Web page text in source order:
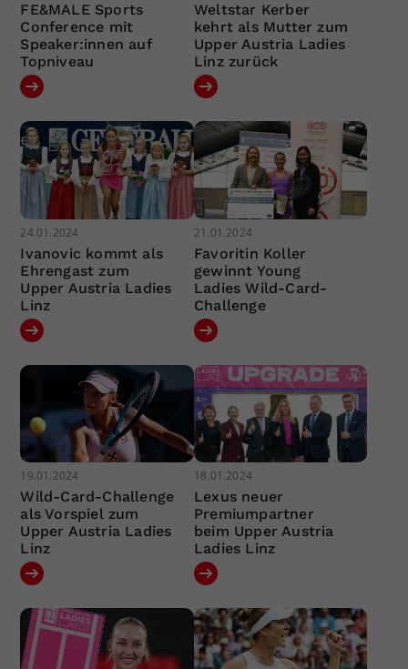
FE&MALE Sports
Conference mit
Speaker:innen auf
Topniveau
Weltstar Kerber
kehrt als Mutter zum
Upper Austria Ladies
Linz zurück
24.01.2024
Ivanovic kommt als
Ehrengast zum
Upper Austria Ladies
Linz
21.01.2024
Favoritin Koller
gewinnt Young
Ladies Wild-Card-
Challenge
19.01.2024
Wild-Card-Challenge
als Vorspiel zum
Upper Austria Ladies
Linz
18.01.2024
Lexus neuer
Premiumpartner
beim Upper Austria
Ladies Linz